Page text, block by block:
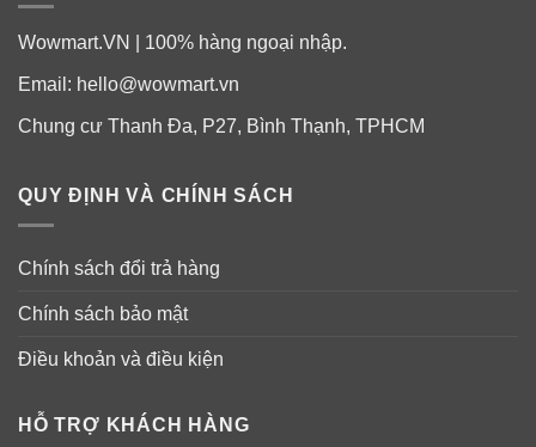
Kobayashi
Cải thiện viêm da, viêm nang lông, lông mọc ngược,
giúp làm giảm sưng, tiêu viêm và loại bỏ hoàn toàn các
ra, phục hồi độ sáng sau khi bị mụn.
mịn, bổ sung dưỡng chất dưỡng da mịn màng, mềm
mại các vùng da bị sần sùi, sừng hóa, chai cứng.
Wowmart.VN | 100% hàng ngoại nhập.
Email: hello@wowmart.vn
Chung cư Thanh Đa, P27, Bình Thạnh, TPHCM
QUY ĐỊNH VÀ CHÍNH SÁCH
Chính sách đổi trả hàng
Chính sách bảo mật
Điều khoản và điều kiện
HỖ TRỢ KHÁCH HÀNG